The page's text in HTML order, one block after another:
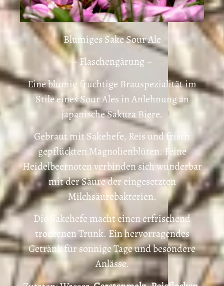
Blumiges Sake Sour Ale
– Flaschengärung –
Eine blumig fruchtige Brauspezialität im
Stile eines Sour Ales in Anlehnung an
japanische Sakura Biere.
Gebraut mit Sakehefe, Reis und frisch
gepflückten Magnolienblüten. Feine
Heidelbeernoten verbinden sich wunderbar
mit der Säure der eingesetzten
Milchsäurebakterien.
Die Sakehefe macht einen erfrischend
trockenen Trunk. Ein hervorragendes
Getränk für sonnige Tage und besondere
Anlässe.